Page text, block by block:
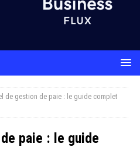
de gestion de paie : le guide complet
paie : le guide